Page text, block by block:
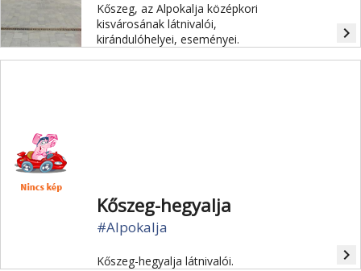
Kőszeg, az Alpokalja középkori
kisvárosának látnivalói,
kirándulóhelyei, eseményei.
navigate_next
Kőszeg-hegyalja
#Alpokalja
Kőszeg-hegyalja látnivalói. navigate_next